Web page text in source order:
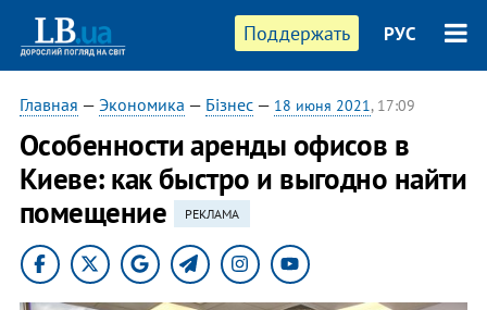
Поддержать РУС
Главная — Экономика — Бізнес— 18 июня 2021, 17:09
Особенности аренды офисов в
Киеве: как быстро и выгодно найти
помещение
РЕКЛАМА